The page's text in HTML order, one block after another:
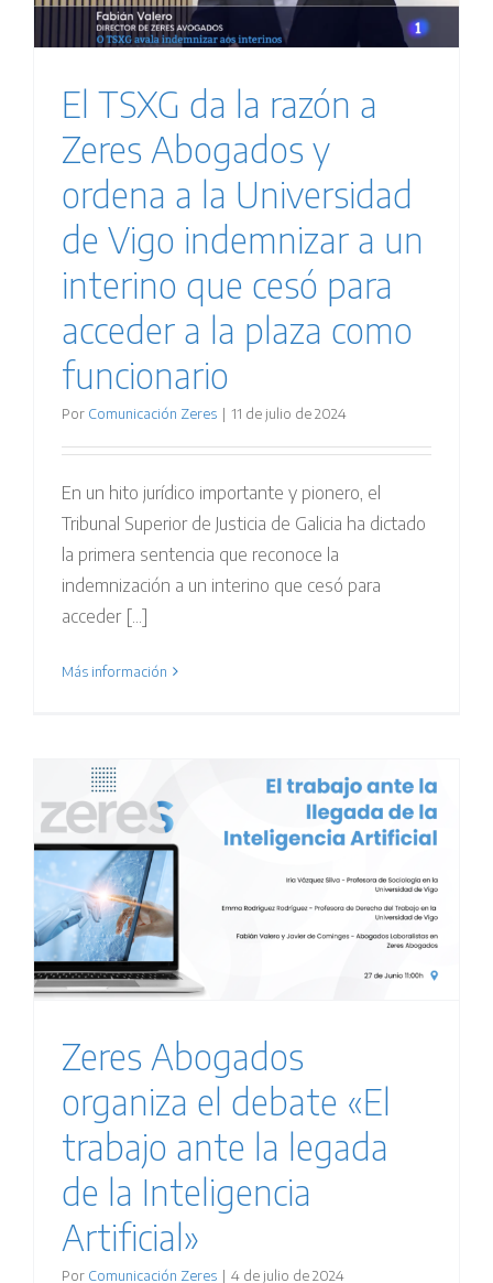
El TSXG da la razón a
Zeres Abogados y
ordena a la Universidad
de Vigo indemnizar a un
interino que cesó para
acceder a la plaza como
funcionario
Por Comunicación Zeres | 11 de julio de 2024
En un hito jurídico importante y pionero, el
Tribunal Superior de Justicia de Galicia ha dictado
la primera sentencia que reconoce la
indemnización a un interino que cesó para
acceder [...]
Más información
Zeres Abogados
organiza el debate «El
trabajo ante la legada
de la Inteligencia
Artificial»
Por Comunicación Zeres | 4 de julio de 2024